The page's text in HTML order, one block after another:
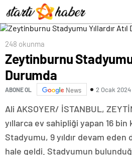
248 okunma
Zeytinburnu Stadyumu
Durumda
ABONE OL News 2 Ocak
Ali AKSOYER/ İSTANBUL,
yıllarca ev sahipliği yapan 16
Stadyumu, 9 yıldır devam eden
hale geldi. Stadyumun